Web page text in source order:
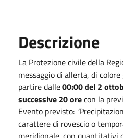
Descrizione
La Protezione civile della
messaggio di allerta, di
partire dalle00:00 del 2
successive 20 orecon la
Evento previsto: "
carattere di rovescio o